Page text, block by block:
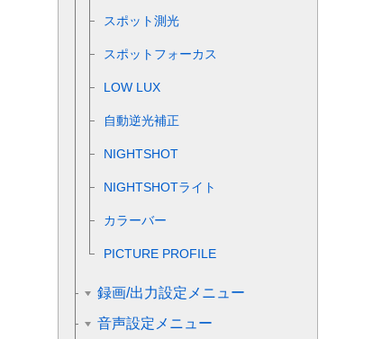
スポット測光
スポットフォーカス
LOW LUX
自動逆光補正
NIGHTSHOT
NIGHTSHOTライト
カラーバー
PICTURE PROFILE
録画/出力設定メニュー
音声設定メニュー